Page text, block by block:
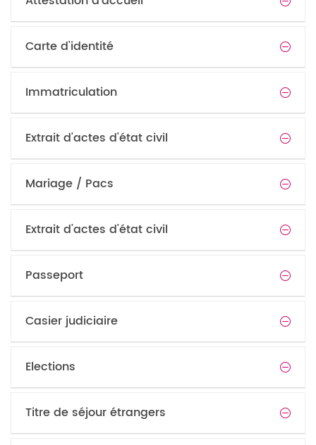
Carte d'identité
Immatriculation
Extrait d'actes d'état civil
Mariage / Pacs
Extrait d'actes d'état civil
Passeport
Casier judiciaire
Elections
Titre de séjour étrangers